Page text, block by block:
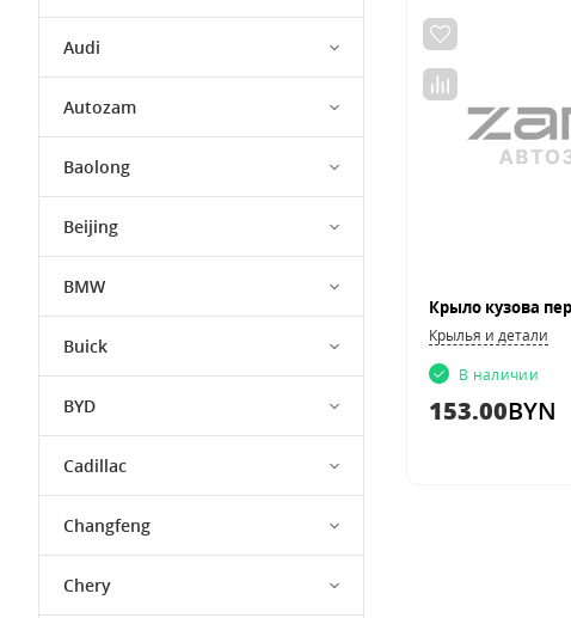
Audi
Autozam
Baolong
Beijing
BMW
Buick
BYD
Cadillac
Changfeng
Chery
Крылья и детали
В наличии
153.00BYN